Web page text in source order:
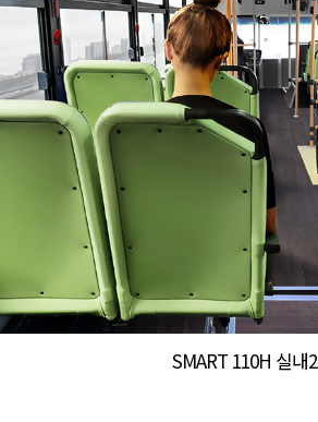
SMART 110H 실내2